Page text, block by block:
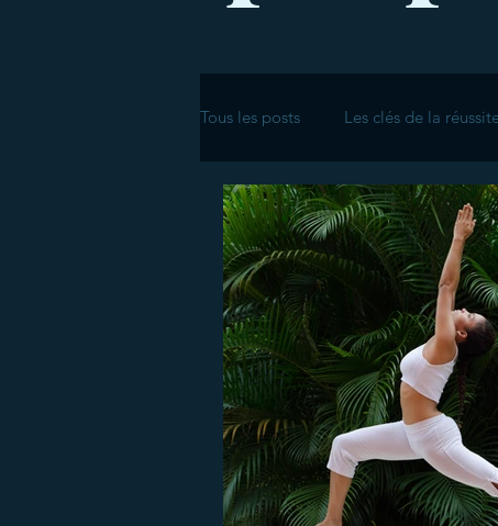
Tous les posts Les clés de la